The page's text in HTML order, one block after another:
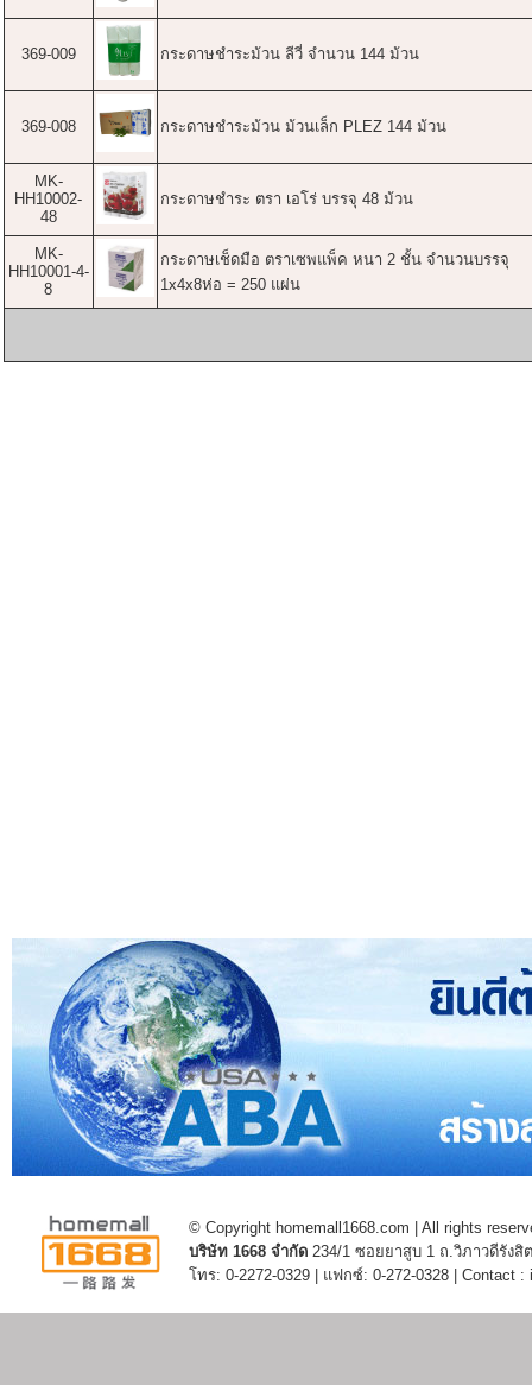
369-009 กระดาษชำระม้วน ลีวี่ จำนวน 144 ม้วน
369-008 กระดาษชำระม้วน ม้วนเล็ก PLEZ 144 ม้วน
MK-
HH10002-
48
กระดาษชำระ ตรา เอโร่ บรรจุ 48 ม้วน
MK-
HH10001-4-
8
กระดาษเช็ดมือ ตราเซพแพ็ค หนา 2 ชั้น จำนวนบรรจุ
1x4x8ห่อ = 250 แผ่น
© Copyright homemall1668.com | All rights
บริษัท 1668 จำกัด 234/1 ซอยยาสูบ 1 ถ.วิภาวดีรัง
โทร: 0-2272-0329 | แฟกซ์: 0-272-0328 | Contact